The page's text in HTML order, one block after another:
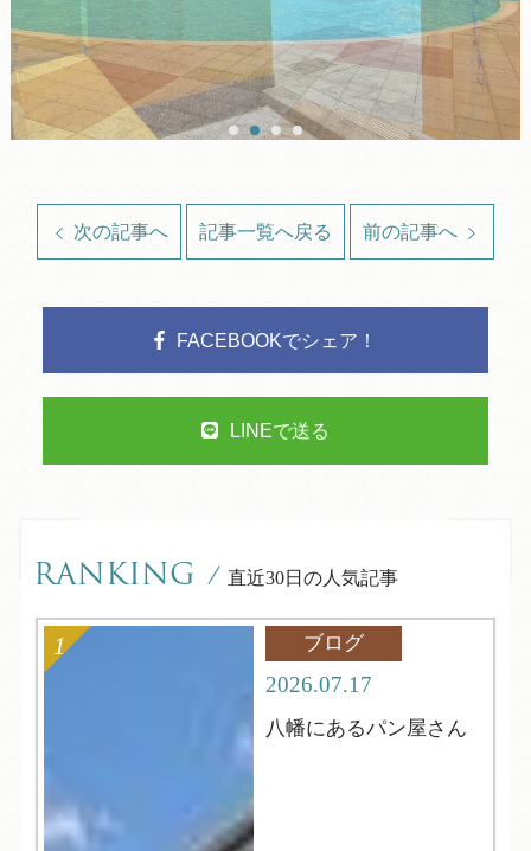
次の記事へ 記事一覧へ戻る 前の記事へ
FACEBOOKでシェア！
LINEで送る
RANKING / 直近30日の人気記事
ブログ
2026.07.17
八幡にあるパン屋さん